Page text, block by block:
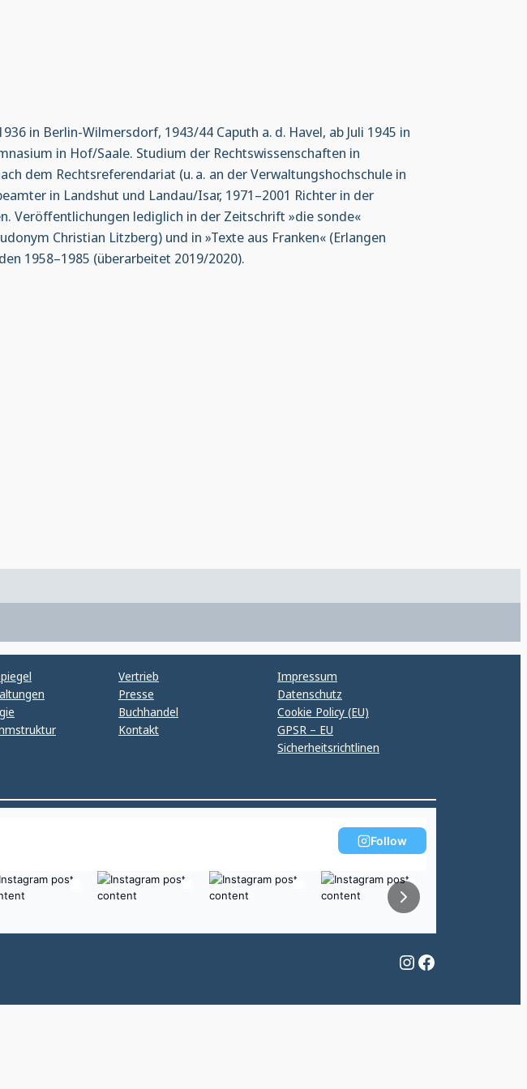
in Berlin-Wilmersdorf, 1943/44 Caputh a. d. Havel, ab Juli 1945 in
in Hof/Saale. Studium der Rechtswissenschaften in
dem Rechtsreferendariat (u. a. an der Verwaltungshochschule in
in Landshut und Landau/Isar, 1971–2001 Richter in der
Veröffentlichungen lediglich in der Zeitschrift »die sonde«
Christian Litzberg) und in »Texte aus Franken« (Erlangen
1958–1985 (überarbeitet 2019/2020).
Vertrieb
Presse
Buchhandel
Kontakt
Impressum
Datenschutz
Cookie Policy (EU)
GPSR – EU
Sicherheitsrichtlinen
Follow
Instagram
Facebook